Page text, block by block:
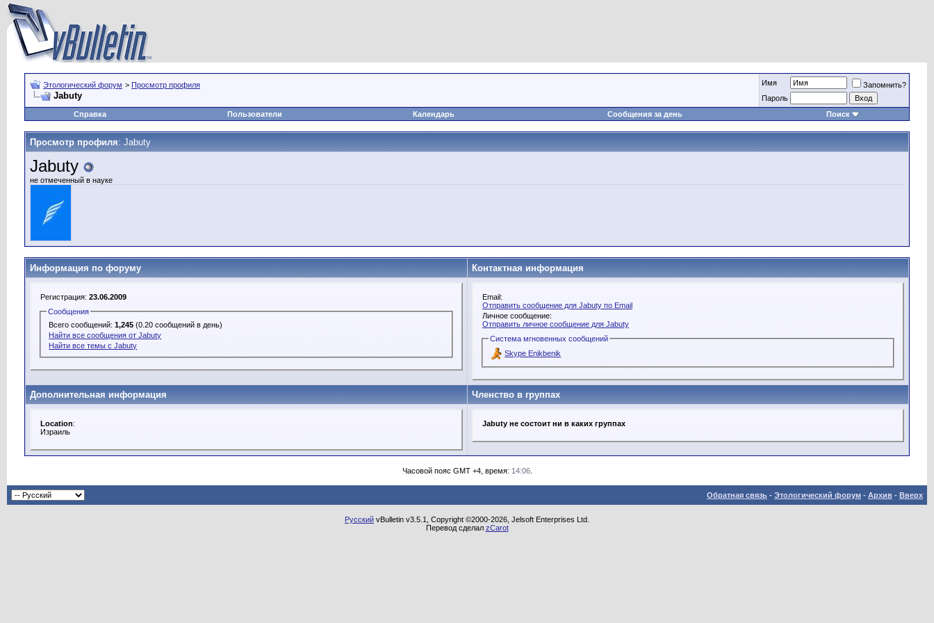
Этологический форум > Просмотр профиля
Jabuty
Имя
Запомнить?
Пароль
Справка
Пользователи Календарь Сообщения за день Поиск
Просмотр профиля: Jabuty
Jabuty
не отмеченный в науке
Информация по форуму Контактная информация
Регистрация: 23.06.2009
Сообщения
Всего сообщений:1,245 (0.20 сообщений в день)
Найти все сообщения от Jabuty
Найти все темы с Jabuty
Email:
Отправить сообщение для Jabuty по Email
Личное сообщение:
Отправить личное сообщение для Jabuty
Система мгновенных сообщений
Skype Enikbenik
Дополнительная информация Членство в группах
Location:
Израиль
Jabuty не состоит ни в каких группах
Часовой пояс GMT +4, время: 14:06.
Обратная связь - Этологический форум - Архив - Вверх
Русский vBulletin v3.5.1, Copyright ©2000-2026, Jelsoft Enterprises Ltd.
Перевод сделал zCarot